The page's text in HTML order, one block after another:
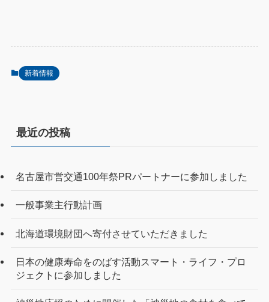
新着情報
最近の投稿
名古屋市営交通100年祭PRパートナーに参加しました
一般事業主行動計画
北海道環境財団へ寄付させていただきました
日本の健康寿命をのばす活動スマート・ライフ・プロ
ジェクトに参加しました